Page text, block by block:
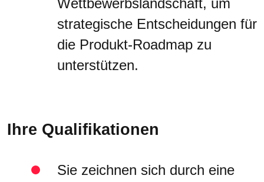
Wettbewerbslandschaft, um
strategische Entscheidungen für
die Produkt-Roadmap zu
unterstützen.
Ihre Qualifikationen
Sie zeichnen sich durch eine